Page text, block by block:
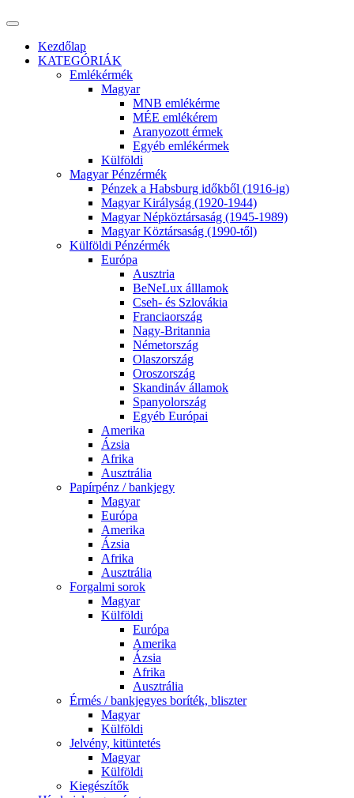
Kezdőlap
KATEGÓRIÁK
Emlékérmék
Magyar
MNB emlékérme
MÉE emlékérem
Aranyozott érmek
Egyéb emlékérmek
Külföldi
Magyar Pénzérmék
Pénzek a Habsburg időkből (1916-ig)
Magyar Királyság (1920-1944)
Magyar Népköztársaság (1945-1989)
Magyar Köztársaság (1990-től)
Külföldi Pénzérmék
Európa
Ausztria
BeNeLux álllamok
Cseh- és Szlovákia
Franciaország
Nagy-Britannia
Németország
Olaszország
Oroszország
Skandináv államok
Spanyolország
Egyéb Európai
Amerika
Ázsia
Afrika
Ausztrália
Papírpénz / bankjegy
Magyar
Európa
Amerika
Ázsia
Afrika
Ausztrália
Forgalmi sorok
Magyar
Külföldi
Európa
Amerika
Ázsia
Afrika
Ausztrália
Érmés / bankjegyes boríték, bliszter
Magyar
Külföldi
Jelvény, kitüntetés
Magyar
Külföldi
Kiegészítők